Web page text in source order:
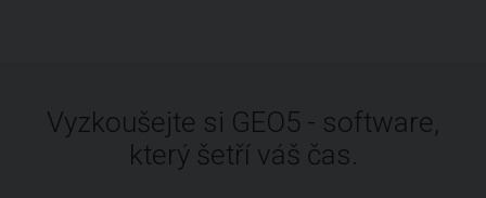
Vyzkoušejte si GEO5 - software,
který šetří váš čas.